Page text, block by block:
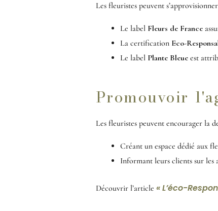
Les fleuristes peuvent
Le label Fleurs de France
La certification Eco-
Le label Plante Bleueest
Promouvoir
Les fleuristes peuvent encourager la
Créant un espace dédié aux
Informant leurs clients sur les
Découvrir l’article « L’éco-